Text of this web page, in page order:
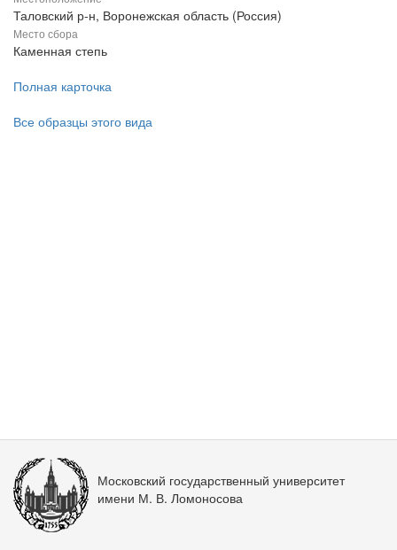
Таловский р-н, Воронежская область (Россия)
Место сбора
Каменная степь
Полная карточка
Все образцы этого вида
Московский государственный университет
имени М. В. Ломоносова